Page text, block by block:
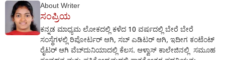
About Writer
ಸಂಪ್ರಿಯ
ಕನ್ನಡ ಮಾಧ್ಯಮ ಲೋಕದಲ್ಲಿ ಕಳೆದ 10 ವರ್ಷದಲ್ಲಿ ಬೇರೆ ಬೇರೆ
ಸಂಸ್ಥೆಗಳಲ್ಲಿ ರಿಪೋರ್ಟರ್‌ ಆಗಿ, ಸಬ್‌ ಎಡಿಟರ್‌ ಆಗಿ, ಇದೀಗ ಕಂಟೆಂಟ್
ರೈಟರ್‌ ಆಗಿ ವೆಬ್‌ದುನಿಯಾದಲ್ಲಿ ಕೆಲಸ. ಆಳ್ವಾಸ್ ಕಾಲೇಜಿನಲ್ಲಿ ಸಮೂಹ